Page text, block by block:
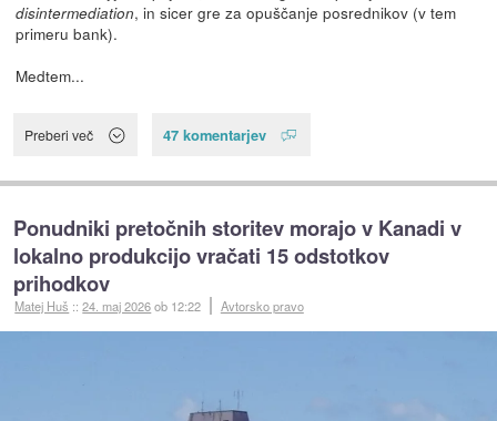
disintermediation, in sicer gre za opuščanje posrednikov (v tem
primeru bank).
Medtem...
Preberi več 47 komentarjev
Ponudniki pretočnih storitev morajo v Kanadi v
lokalno produkcijo vračati 15 odstotkov
prihodkov
Matej Huš ::24. maj 2026ob 12:22 Avtorsko pravo